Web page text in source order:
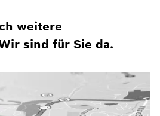
weitere
sind für Sie da.